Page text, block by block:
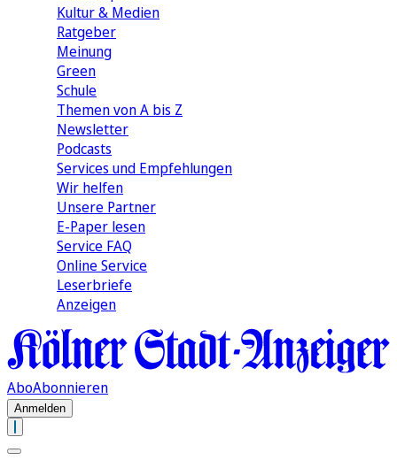
Kultur & Medien
Ratgeber
Meinung
Green
Schule
Themen von A bis Z
Newsletter
Podcasts
Services und Empfehlungen
Wir helfen
Unsere Partner
E-Paper lesen
Service FAQ
Online Service
Leserbriefe
Anzeigen
AboAbonnieren
Anmelden